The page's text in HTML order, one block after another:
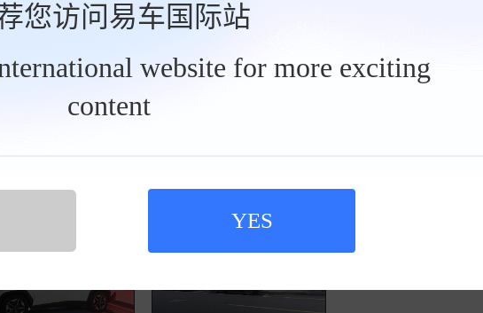
您访问易车国际站
website for more exciting
content
YES
1.5T 自动两驱尊贵版
算换个空间大一点的车，兜兜圈圈基本把市面上的油车
毕竟本人买了好几辆车了，从来没有考虑过现代的车，某
整点评 >>